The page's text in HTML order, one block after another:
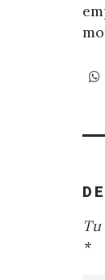
*